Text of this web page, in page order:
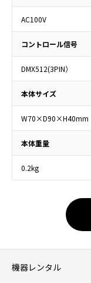
AC100V
コントロール信号
DMX512(3PIN）
本体サイズ
W70×D90×H40mm
本体重量
0.2kg
機器レンタル